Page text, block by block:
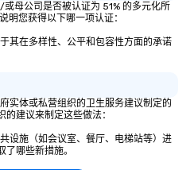
母公司是否被认证为 51% 的多元化所
明您获得以下哪一项认证：
其在多样性、公平和包容性方面的承诺
实体或私营组织的卫生服务建议制定的
建议来制定这些做法：
设施（如会议室、餐厅、电梯站等）进
哪些新措施。